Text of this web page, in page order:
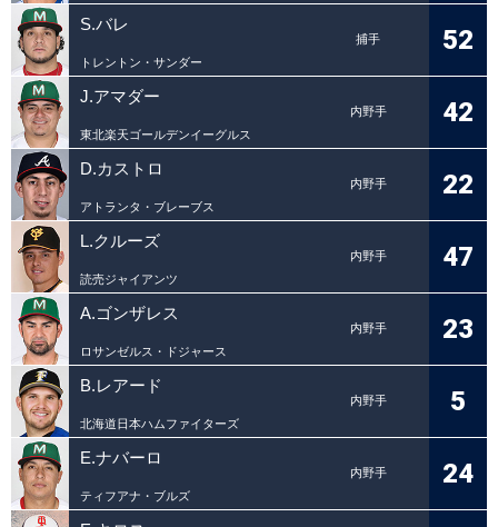
S.バレ
捕手
トレントン・サンダー
52
J.アマダー
内野手
東北楽天ゴールデンイーグルス
42
D.カストロ
内野手
アトランタ・ブレーブス
22
L.クルーズ
内野手
読売ジャイアンツ
47
A.ゴンザレス
内野手
ロサンゼルス・ドジャース
23
B.レアード
内野手
北海道日本ハムファイターズ
5
E.ナバーロ
内野手
ティフアナ・ブルズ
24